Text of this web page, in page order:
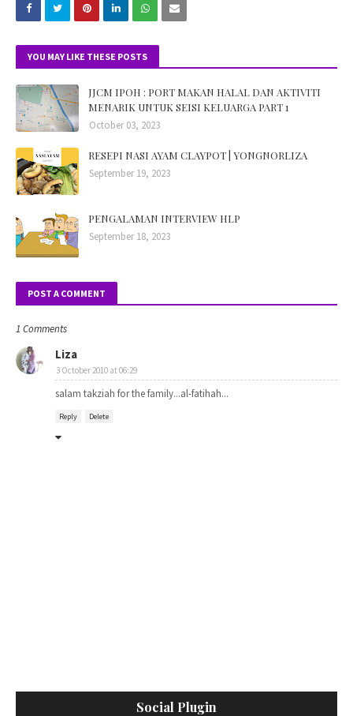
YOU MAY LIKE THESE POSTS
JJCM IPOH : PORT MAKAN HALAL DAN AKTIVITI
MENARIK UNTUK SEISI KELUARGA PART 1
October 03, 2023
RESEPI NASI AYAM CLAYPOT | YONGNORLIZA
September 19, 2023
PENGALAMAN INTERVIEW HLP
September 18, 2023
POST A COMMENT
1 Comments
Liza
3 October 2010 at 06:29
salam takziah for the family...al-fatihah...
Reply Delete
Social Plugin